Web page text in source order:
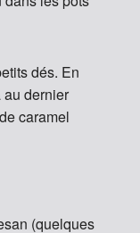
dés. En
au dernier
caramel
(quelques